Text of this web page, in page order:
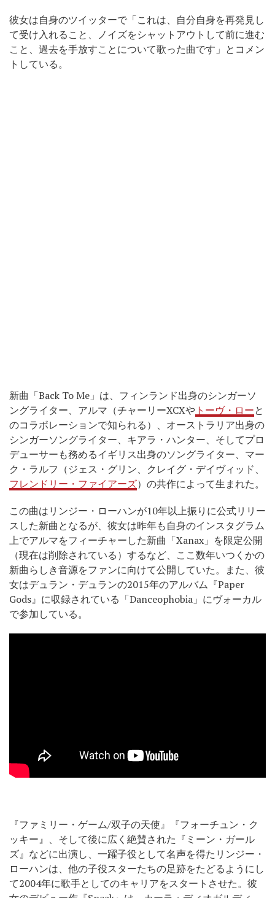
彼女は自身のツイッターで「これは、自分自身を再発見し
て受け入れること、ノイズをシャットアウトして前に進む
こと、過去を手放すことについて歌った曲です」とコメン
トしている。
新曲「Back To Me」は、フィンランド出身のシンガーソ
ングライター、アルマ（チャーリーXCXや トーヴ・ローと
のコラボレーションで知られる）、オーストラリア出身の
シンガーソングライター、キアラ・ハンター、そしてプロ
デューサーも務めるイギリス出身のソングライター、マー
ク・ラルフ（ジェス・グリン、クレイグ・デイヴィッド、
フレンドリー・ファイアーズ）の共作によって生まれた。
この曲はリンジー・ローハンが10年以上振りに公式リリー
スした新曲となるが、彼女は昨年も自身のインスタグラム
上でアルマをフィーチャーした新曲「Xanax」を限定公開
（現在は削除されている）するなど、ここ数年いつくかの
新曲らしき音源をファンに向けて公開していた。また、彼
女はデュラン・デュランの2015年のアルバム『Paper
Gods』に収録されている「Danceophobia」にヴォーカル
で参加している。
『ファミリー・ゲーム/双子の天使』『フォーチュン・ク
ッキー』、そして後に広く絶賛された『ミーン・ガール
ズ』などに出演し、一躍子役として名声を得たリンジー・
ローハンは、他の子役スターたちの足跡をたどるようにし
て2004年に歌手としてのキャリアをスタートさせた。彼